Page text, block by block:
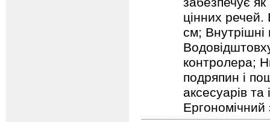
цінних
см;
контролера;
подряпин і
аксесуарів